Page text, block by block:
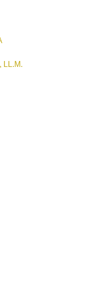
LL.M.